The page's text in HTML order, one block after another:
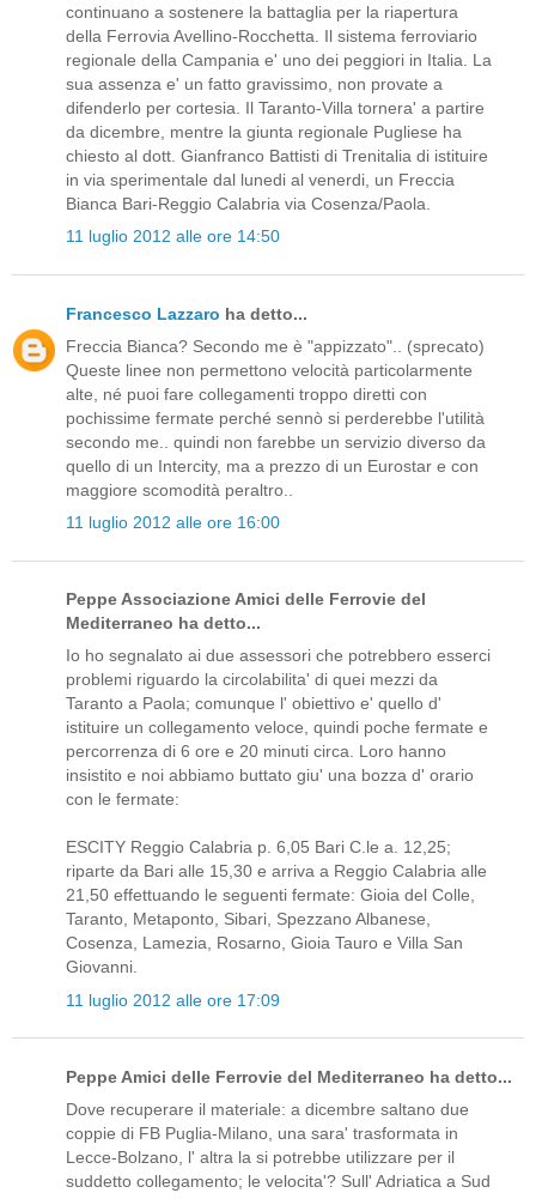
continuano a sostenere la battaglia per la riapertura
della Ferrovia Avellino-Rocchetta. Il sistema ferroviario
regionale della Campania e' uno dei peggiori in Italia. La
sua assenza e' un fatto gravissimo, non provate a
difenderlo per cortesia. Il Taranto-Villa tornera' a partire
da dicembre, mentre la giunta regionale Pugliese ha
chiesto al dott. Gianfranco Battisti di Trenitalia di istituire
in via sperimentale dal lunedi al venerdi, un Freccia
Bianca Bari-Reggio Calabria via Cosenza/Paola.
11 luglio 2012 alle ore 14:50
Francesco Lazzaro ha detto...
Freccia Bianca? Secondo me è "appizzato".. (sprecato)
Queste linee non permettono velocità particolarmente
alte, né puoi fare collegamenti troppo diretti con
pochissime fermate perché sennò si perderebbe l'utilità
secondo me.. quindi non farebbe un servizio diverso da
quello di un Intercity, ma a prezzo di un Eurostar e con
maggiore scomodità peraltro..
11 luglio 2012 alle ore 16:00
Peppe Associazione Amici delle Ferrovie del
Mediterraneo ha detto...
Io ho segnalato ai due assessori che potrebbero esserci
problemi riguardo la circolabilita' di quei mezzi da
Taranto a Paola; comunque l' obiettivo e' quello d'
istituire un collegamento veloce, quindi poche fermate e
percorrenza di 6 ore e 20 minuti circa. Loro hanno
insistito e noi abbiamo buttato giu' una bozza d' orario
con le fermate:
ESCITY Reggio Calabria p. 6,05 Bari C.le a. 12,25;
riparte da Bari alle 15,30 e arriva a Reggio Calabria alle
21,50 effettuando le seguenti fermate: Gioia del Colle,
Taranto, Metaponto, Sibari, Spezzano Albanese,
Cosenza, Lamezia, Rosarno, Gioia Tauro e Villa San
Giovanni.
11 luglio 2012 alle ore 17:09
Peppe Amici delle Ferrovie del Mediterraneo ha detto...
Dove recuperare il materiale: a dicembre saltano due
coppie di FB Puglia-Milano, una sara' trasformata in
Lecce-Bolzano, l' altra la si potrebbe utilizzare per il
suddetto collegamento; le velocita'? Sull' Adriatica a Sud